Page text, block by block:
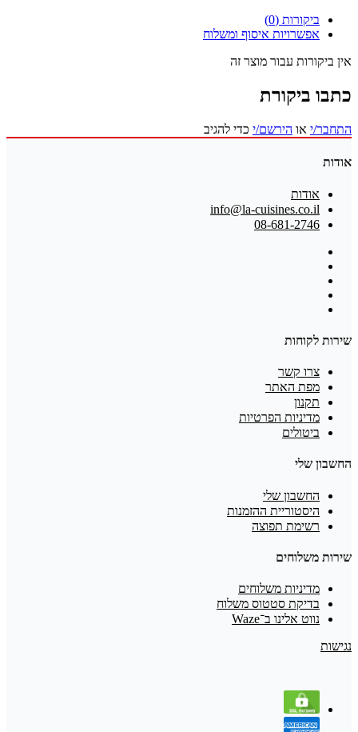
ביקורות (0)
אפשרויות איסוף ומשלוח
אין ביקורות עבור מוצר זה
כתבו ביקורת
התחבר/י או הירשם/י כדי להגיב
אודות
אודות
info@la-cuisines.co.il
08-681-2746
שירות לקוחות
צרו קשר
מפת האתר
תקנון
מדיניות הפרטיות
ביטולים
החשבון שלי
החשבון שלי
היסטוריית ההזמנות
רשימת תפוצה
שירות משלוחים
מדיניות משלוחים
בדיקת סטטוס משלוח
נווט אלינו ב־Waze
נגישות